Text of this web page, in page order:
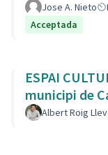
Jose A. Nieto
Acceptada
ESPAI
municipi de
Albert Roig